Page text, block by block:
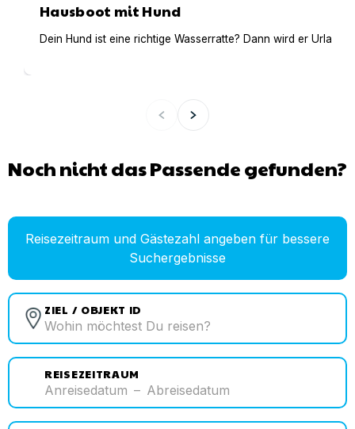
Hausboot mit Hund
Dein Hund ist eine richtige Wasserratte? Dann wird er
Noch nicht das Passende gefunden?
Reisezeitraum und Gästezahl angeben für bessere
Suchergebnisse
ZIEL / OBJEKT ID
REISEZEITRAUM
Anreisedatum – Abreisedatum